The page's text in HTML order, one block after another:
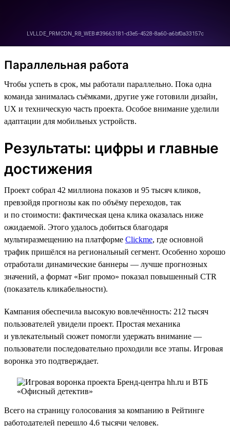
Параллельная работа
Чтобы успеть в срок, мы работали параллельно. Пока одна
команда занималась съёмками, другие уже готовили дизайн,
UX и техническую часть проекта. Особое внимание уделили
адаптации для мобильных устройств.
Результаты: цифры и главные
достижения
Проект собрал 42 миллиона показов и 95 тысяч кликов,
превзойдя прогнозы как по объёму переходов, так
и по стоимости: фактическая цена клика оказалась ниже
ожидаемой. Этого удалось добиться благодаря
мультиразмещению на платформе Clickme, где основной
трафик пришёлся на региональный сегмент. Особенно хорошо
отработали динамические баннеры — лучше прогнозных
значений, а формат «Биг промо» показал повышенный CTR
(показатель кликабельности).
Кампания обеспечила высокую вовлечённость: 212 тысяч
пользователей увидели проект. Простая механика
и увлекательный сюжет помогли удержать внимание —
пользователи последовательно проходили все этапы. Игровая
воронка это подтверждает.
Всего на страницу голосования за компанию в Рейтинге
работодателей перешло 4,6 тысячи человек.